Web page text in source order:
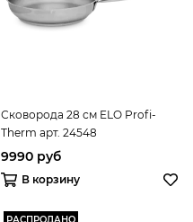
Сковорода 28 см ELO Profi-
Therm арт. 24548
9990 руб
В корзину